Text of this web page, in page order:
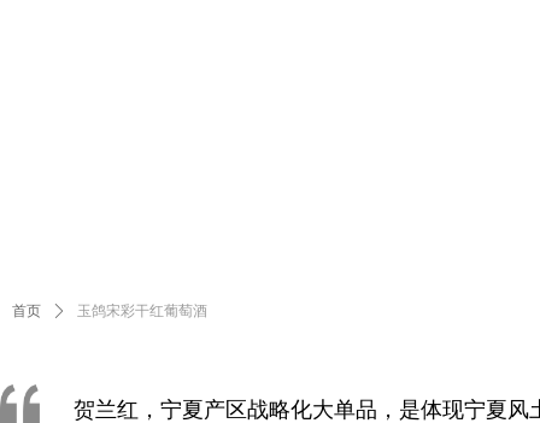
首页 ꄲ 玉鸽宋彩干红葡萄酒
贺兰红，宁夏产区战略化大单品，是体现宁夏风